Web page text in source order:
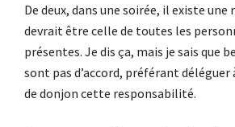
De deux, dans une soirée, il existe
devrait être celle de toutes les
présentes. Je dis ça, mais je sais que
sont pas d’accord, préférant déléguer
de donjon cette responsabilité.